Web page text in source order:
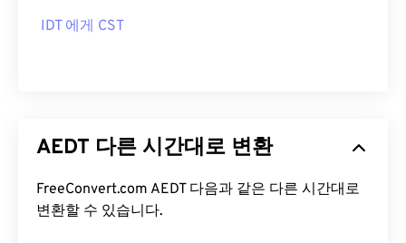
IDT 에게 CST
AEDT 다른 시간대로 변환
FreeConvert.com AEDT 다음과 같은 다른 시간대로
변환할 수 있습니다.